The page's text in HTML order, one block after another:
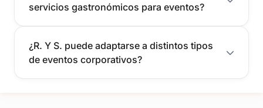
servicios gastronómicos para eventos?
¿R. Y S. puede adaptarse a distintos tipos
de eventos corporativos?